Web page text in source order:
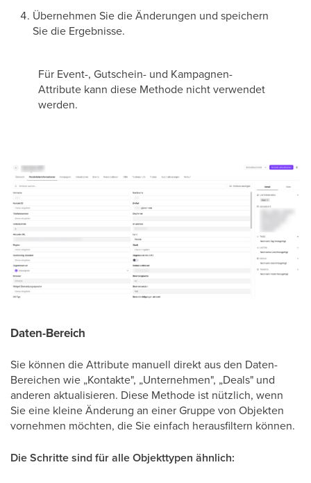
Übernehmen Sie die Änderungen und speichern
Sie die Ergebnisse.
Für Event-, Gutschein- und Kampagnen-
Attribute kann diese Methode nicht verwendet
werden.
Daten-Bereich
Sie können die Attribute manuell direkt aus den Daten-
Bereichen wie „Kontakte", „Unternehmen", „Deals" und
anderen aktualisieren. Diese Methode ist nützlich, wenn
Sie eine kleine Änderung an einer Gruppe von Objekten
vornehmen möchten, die Sie einfach herausfiltern können.
Die Schritte sind für alle Objekttypen ähnlich: